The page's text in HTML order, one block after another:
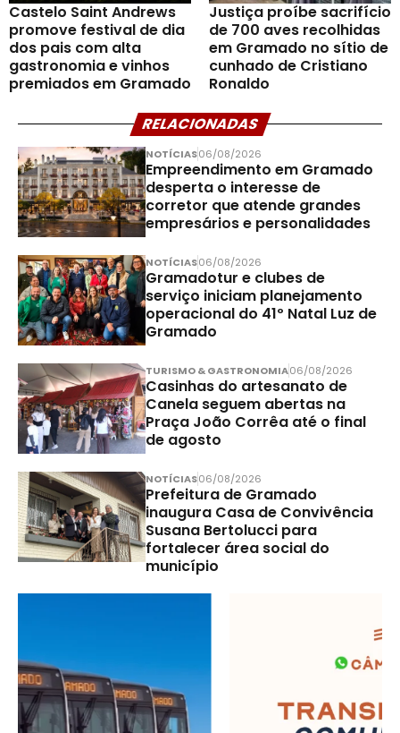
Castelo Saint Andrews
promove festival de dia
dos pais com alta
gastronomia e vinhos
premiados em Gramado
Justiça proíbe sacrifício
de 700 aves recolhidas
em Gramado no sítio de
cunhado de Cristiano
Ronaldo
RELACIONADAS
NOTÍCIAS06/08/2026
Empreendimento em Gramado
desperta o interesse de
corretor que atende grandes
empresários e personalidades
NOTÍCIAS06/08/2026
Gramadotur e clubes de
serviço iniciam planejamento
operacional do 41º Natal Luz de
Gramado
TURISMO & GASTRONOMIA06/08/2026
Casinhas do artesanato de
Canela seguem abertas na
Praça João Corrêa até o final
de agosto
NOTÍCIAS06/08/2026
Prefeitura de Gramado
inaugura Casa de Convivência
Susana Bertolucci para
fortalecer área social do
município